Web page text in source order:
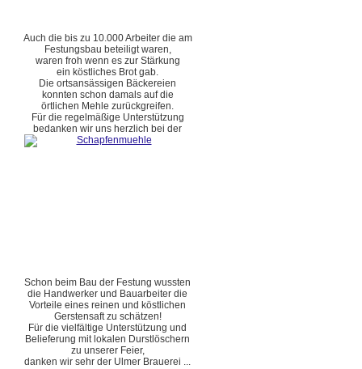
Auch die bis zu 10.000 Arbeiter die am
Festungsbau beteiligt waren,
waren froh wenn es zur Stärkung
ein köstliches Brot gab.
Die ortsansässigen Bäckereien
konnten schon damals auf die
örtlichen Mehle zurückgreifen.
Für die regelmäßige Unterstützung
bedanken wir uns herzlich bei der
Schon beim Bau der Festung wussten
die Handwerker und Bauarbeiter die
Vorteile eines reinen und köstlichen
Gerstensaft zu schätzen!
Für die vielfältige Unterstützung und
Belieferung mit lokalen Durstlöschern
zu unserer Feier,
danken wir sehr der Ulmer Brauerei ...